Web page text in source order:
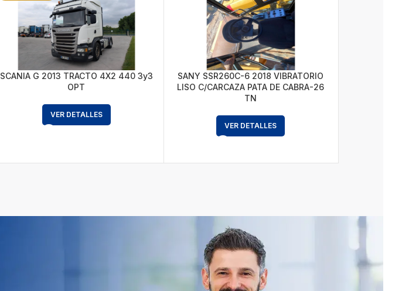
SCANIA G 2013 TRACTO 4X2 440 3y3
OPT
VER DETALLES
SANY SSR260C-6 2018 VIBRATORIO
LISO C/CARCAZA PATA DE CABRA-26
TN
VER DETALLES